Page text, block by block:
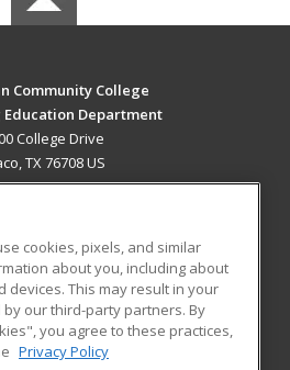
Community College
Education Department
College Drive
TX 76708 US
RESOURCES
Student Blog
cookies, pixels, and similar
about you, including about
devices. This may result in your
our third-party partners. By
you agree to these practices,
Privacy Policy